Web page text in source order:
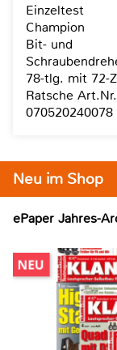
Neu im Shop
ePaper Jahres-
Einzeltest
Champion
Bit- und
78-tlg. mit 72-
Ratsche
070520240078